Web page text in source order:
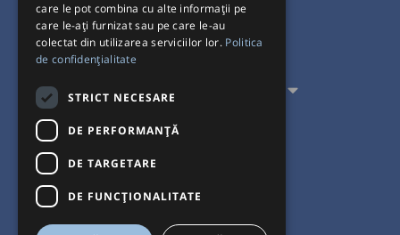
Pentru Călători
Pentru Transportatori
Interacționăm
Acceptăm plăți cu
care le pot combina cu alte informații pe
care le-ați furnizat sau pe care le-au
colectat din utilizarea serviciilor lor. Politica
de confidențialitate
STRICT NECESARE
DE PERFORMANȚĂ
DE TARGETARE
DE FUNCŢIONALITATE